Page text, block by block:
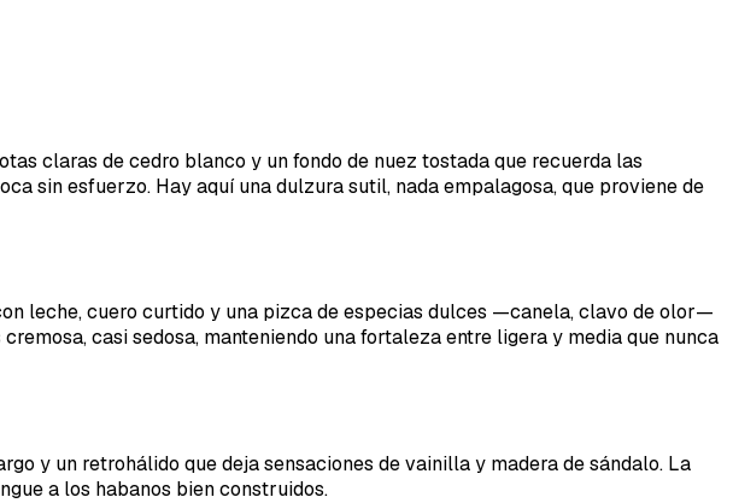
claras de cedro blanco y un fondo de nuez tostada que recuerda las
sin esfuerzo. Hay aquí una dulzura sutil, nada empalagosa, que proviene de
leche, cuero curtido y una pizca de especias dulces —canela, clavo de olor—
casi sedosa, manteniendo una fortaleza entre ligera y media que nunca
y un retrohálido que deja sensaciones de vainilla y madera de sándalo. La
a los habanos bien construidos.